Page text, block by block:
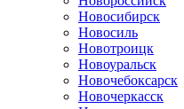
Новосибирск
Новосиль
Новотроицк
Новоуральск
Новочебоксарск
Новочеркасск